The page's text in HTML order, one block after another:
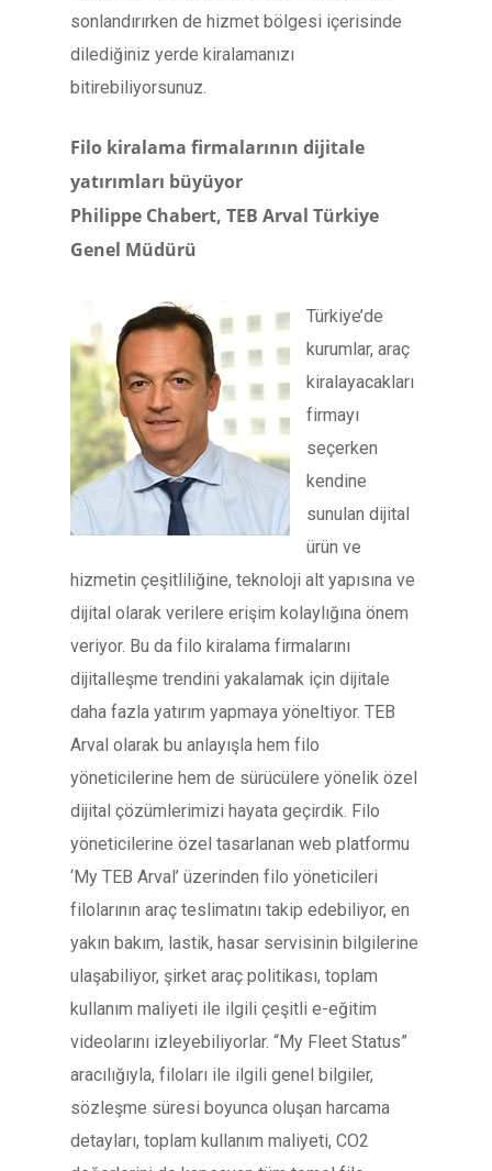
sonlandırırken de hizmet bölgesi içerisinde
dilediğiniz yerde kiralamanızı
bitirebiliyorsunuz.
Filo kiralama firmalarının dijitale
yatırımları büyüyor
Philippe Chabert, TEB Arval Türkiye
Genel Müdürü
Türkiye’de
kurumlar, araç
kiralayacakları
firmayı
seçerken
kendine
sunulan dijital
ürün ve
hizmetin çeşitliliğine, teknoloji alt yapısına ve
dijital olarak verilere erişim kolaylığına önem
veriyor. Bu da filo kiralama firmalarını
dijitalleşme trendini yakalamak için dijitale
daha fazla yatırım yapmaya yöneltiyor. TEB
Arval olarak bu anlayışla hem filo
yöneticilerine hem de sürücülere yönelik özel
dijital çözümlerimizi hayata geçirdik. Filo
yöneticilerine özel tasarlanan web platformu
‘My TEB Arval’ üzerinden filo yöneticileri
filolarının araç teslimatını takip edebiliyor, en
yakın bakım, lastik, hasar servisinin bilgilerine
ulaşabiliyor, şirket araç politikası, toplam
kullanım maliyeti ile ilgili çeşitli e-eğitim
videolarını izleyebiliyorlar. “My Fleet Status”
aracılığıyla, filoları ile ilgili genel bilgiler,
sözleşme süresi boyunca oluşan harcama
detayları, toplam kullanım maliyeti, CO2